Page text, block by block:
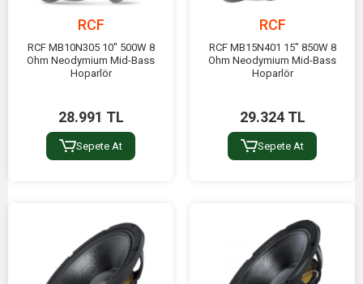
RCF
RCF MB10N305 10" 500W 8
Ohm Neodymium Mid-Bass
Hoparlör
28.991 TL
Sepete At
RCF
RCF MB15N401 15" 850W 8
Ohm Neodymium Mid-Bass
Hoparlör
29.324 TL
Sepete At